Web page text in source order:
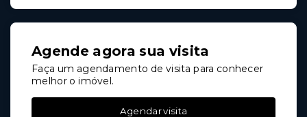
Agende agora sua visita
Faça um agendamento de visita para conhecer
melhor o imóvel.
Agendar visita